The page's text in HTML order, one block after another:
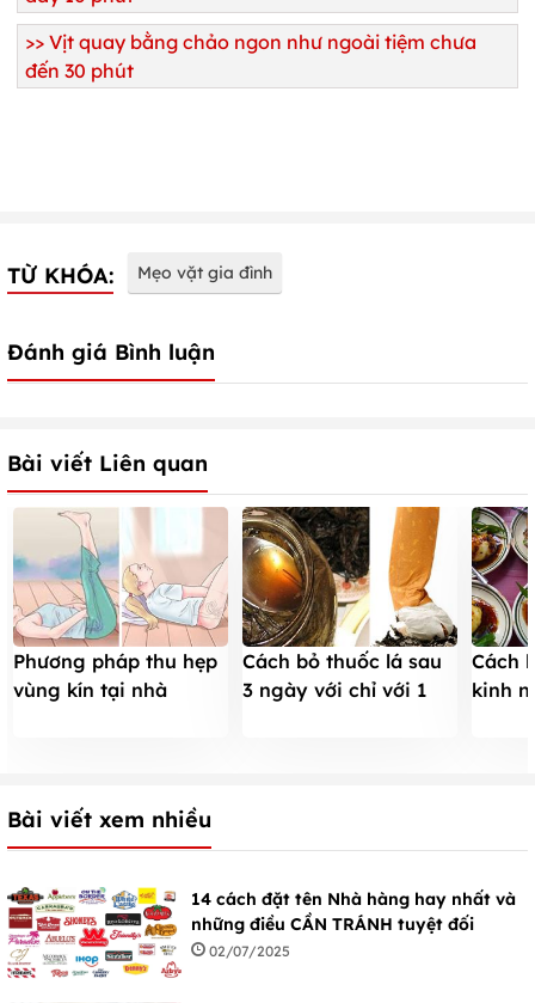
>> Vịt quay bằng chảo ngon như ngoài tiệm chưa
đến 30 phút
TỪ KHÓA: Mẹo vặt gia đình
Đánh giá Bình luận
Bài viết Liên quan
Phương pháp thu hẹp
vùng kín tại nhà
Cách bỏ thuốc lá sau
3 ngày với chỉ với 1
Cách
kinh
Bài viết xem nhiều
14 cách đặt tên Nhà hàng hay nhất và
những điều CẦN TRÁNH tuyệt đối
02/07/2025